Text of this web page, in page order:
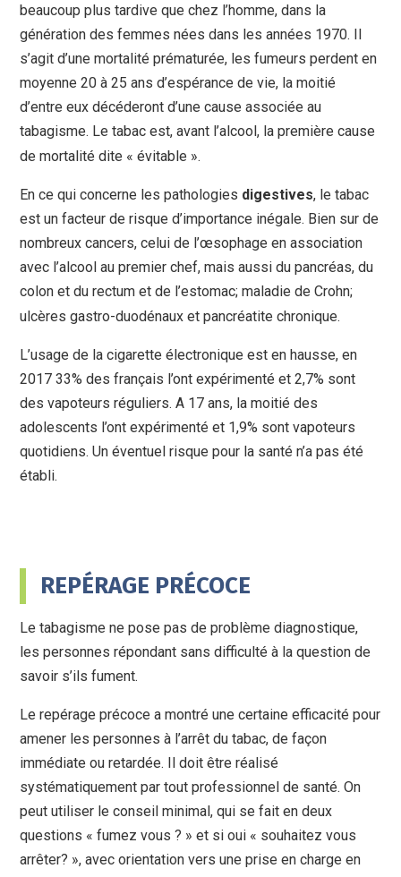
beaucoup plus tardive que chez l’homme, dans la
génération des femmes nées dans les années 1970. Il
s’agit d’une mortalité prématurée, les fumeurs perdent en
moyenne 20 à 25 ans d’espérance de vie, la moitié
d’entre eux décéderont d’une cause associée au
tabagisme. Le tabac est, avant l’alcool, la première cause
de mortalité dite « évitable ».
En ce qui concerne les pathologies digestives, le tabac
est un facteur de risque d’importance inégale. Bien sur de
nombreux cancers, celui de l’œsophage en association
avec l’alcool au premier chef, mais aussi du pancréas, du
colon et du rectum et de l’estomac; maladie de Crohn;
ulcères gastro-duodénaux et pancréatite chronique.
L’usage de la cigarette électronique est en hausse, en
2017 33% des français l’ont expérimenté et 2,7% sont
des vapoteurs réguliers. A 17 ans, la moitié des
adolescents l’ont expérimenté et 1,9% sont vapoteurs
quotidiens. Un éventuel risque pour la santé n’a pas été
établi.
REPÉRAGE PRÉCOCE
Le tabagisme ne pose pas de problème diagnostique,
les personnes répondant sans difficulté à la question de
savoir s’ils fument.
Le repérage précoce a montré une certaine efficacité pour
amener les personnes à l’arrêt du tabac, de façon
immédiate ou retardée. Il doit être réalisé
systématiquement par tout professionnel de santé. On
peut utiliser le conseil minimal, qui se fait en deux
questions « fumez vous ? » et si oui « souhaitez vous
arrêter? », avec orientation vers une prise en charge en